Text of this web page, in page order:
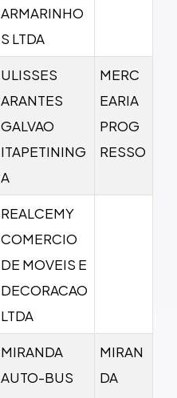
ARMARINHO
S LTDA
ULISSES
ARANTES
GALVAO
ITAPETINING
A
MERC
EARIA
PROG
RESSO
REALCEMY
COMERCIO
DE MOVEIS E
DECORACAO
LTDA
MIRANDA
AUTO-BUS
MIRAN
DA